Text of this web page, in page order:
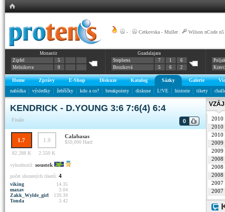
- Cetkovska - Muller| Wilson nCode n5
Monastir
Zipfel
5
Melnikova
0
Guadalajara
Stephens
7 1
6
Bouzková
5 6 2
Home Zprávy E-Shop Diskuze Katalog Sázky Galerie
nabídka
výsledky žebříčky kdo a co? breakpointy diskuse L!VE historie tikety
KENDRICK - D.YOUNG 3:6 7:6(4) 6:4
Finále 0
1.7 1.9
Calabasas
$50,000 Hard
82.288 K
2.550 K
vyhodnotil: soustek
počet shozených tiketů: 4
viking
14.35
maxav
3.04
Zakk_Wylde_girl
139.39
Tonda
3.42
2010
2010
2010
2009
2009
2008
2008
2008
2007
2007